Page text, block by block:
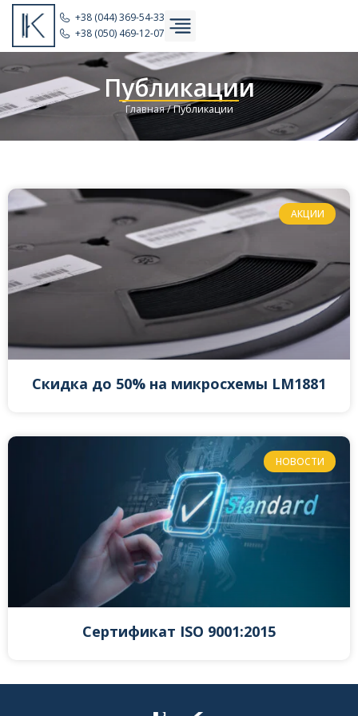
+38 (044) 369-54-33
+38 (050) 469-12-07
Публикации
Главная/Публикации
АКЦИИ
Скидка до 50% на микросхемы LM1881
НОВОСТИ
Сертификат ISO 9001:2015